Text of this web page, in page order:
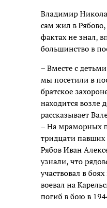
Владимир
сам жил в
фактах не знал,
большинство в
– Вместе с
мы посетили в
братское
находится возле
рассказывает
– На мраморных
тридцати павших
Рябов Иван
узнали, что
участвовал в
воевал на
погиб в бою в